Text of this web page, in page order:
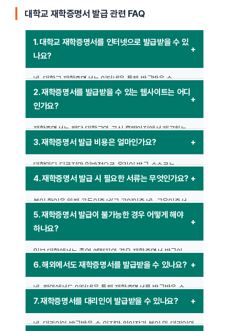
대학교 재학증명서 발급 관련 FAQ
1. 대학교 재학증명서를 인터넷으로 발급받을 수 있
나요?
네, 대학교 재학증명서는 인터넷을 통해 발급받을 수
있습니다. 대부분의 대학은 자체 온라인 증명서 발급
시스템을 운영하고 있으며, 해당 대학교의 공식
정부24( www.gov.kr)를 통해서도 발급이 가능합니다.
2. 재학증명서를 발급받을 수 있는 웹사이트는 어디
인가요?
재학증명서는 해당 대학교의 공식 홈페이지에서 제공하는
증명서 발급 시스템을 이용하거나 정부24(www.gov.kr
또는 학력증명 발급 서비스(www.uwayapply.com)에서도
발급 가능합니다.
3. 재학증명서 발급 비용은 얼마인가요?
대학마다 다르지만 일반적으로 온라인 발급 수수료는
500원~2,000원 정도입니다. 일부 학교에서는 무료 발급이
가능할 수도 있습니다.
4. 재학증명서 발급 시 필요한 서류는 무엇인가요?
본인 확인을 위해 공동인증서(구 공인인증서), 금융인증서,
간편인증(카카오페이, 네이버, 패스 등)이 필요할 수
있습니다. 대리인이 발급받을 경우 위임장과 본인 및
5. 재학증명서 발급이 불가능한 경우 어떻게 해야
하나요?
일부 대학에서는 졸업 예정자의 경우 재학증명서 발급이
어려울 수 있습니다. 이 경우 대학 행정실에 직접 문의하여
해결해야 합니다.
6. 해외에서도 재학증명서를 발급받을 수 있나요?
네, 해외에서도 인터넷을 통해 재학증명서를 발급받을 수
있으며, 발급된 서류는 PDF 파일로 다운로드하여 사용할 수
있습니다.
7. 재학증명서를 대리인이 발급받을 수 있나요?
네, 대리인이 발급받을 수 있지만 위임장과 본인 및 대리인의